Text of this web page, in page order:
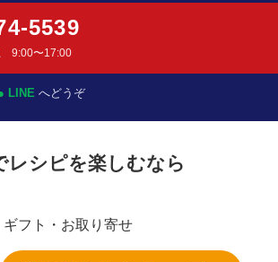
5539
9:00〜17:00
LINE へどうぞ
レシピを楽しむなら
フト・お取り寄せ